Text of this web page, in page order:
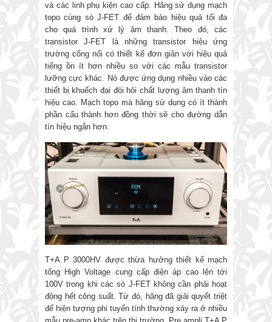
và các linh phụ kiện cao cấp. Hãng sử dụng mạch
topo cùng sò J-FET để đảm bảo hiệu quả tối đa
cho quá trình xử lý âm thanh. Theo đó, các
transistor J-FET là những transistor hiệu ứng
trường cổng nối có thiết kế đơn giản với hiệu quả
tiếng ồn ít hơn nhiều so với các mẫu transistor
lưỡng cực khác. Nó được ứng dụng nhiều vào các
thiết bị khuếch đại đòi hỏi chất lượng âm thanh tín
hiệu cao. Mạch topo mà hãng sử dụng có ít thành
phần cấu thành hơn đồng thời sẽ cho đường dẫn
tín hiệu ngắn hơn.
T+A P 3000HV được thừa hưởng thiết kế mạch
tổng High Voltage cung cấp điện áp cao lên tới
100V trong khi các sò J-FET không cần phải hoạt
động hết công suất. Từ đó, hãng đã giải quyết triệt
để hiện tượng phi tuyến tính thường xảy ra ở nhiều